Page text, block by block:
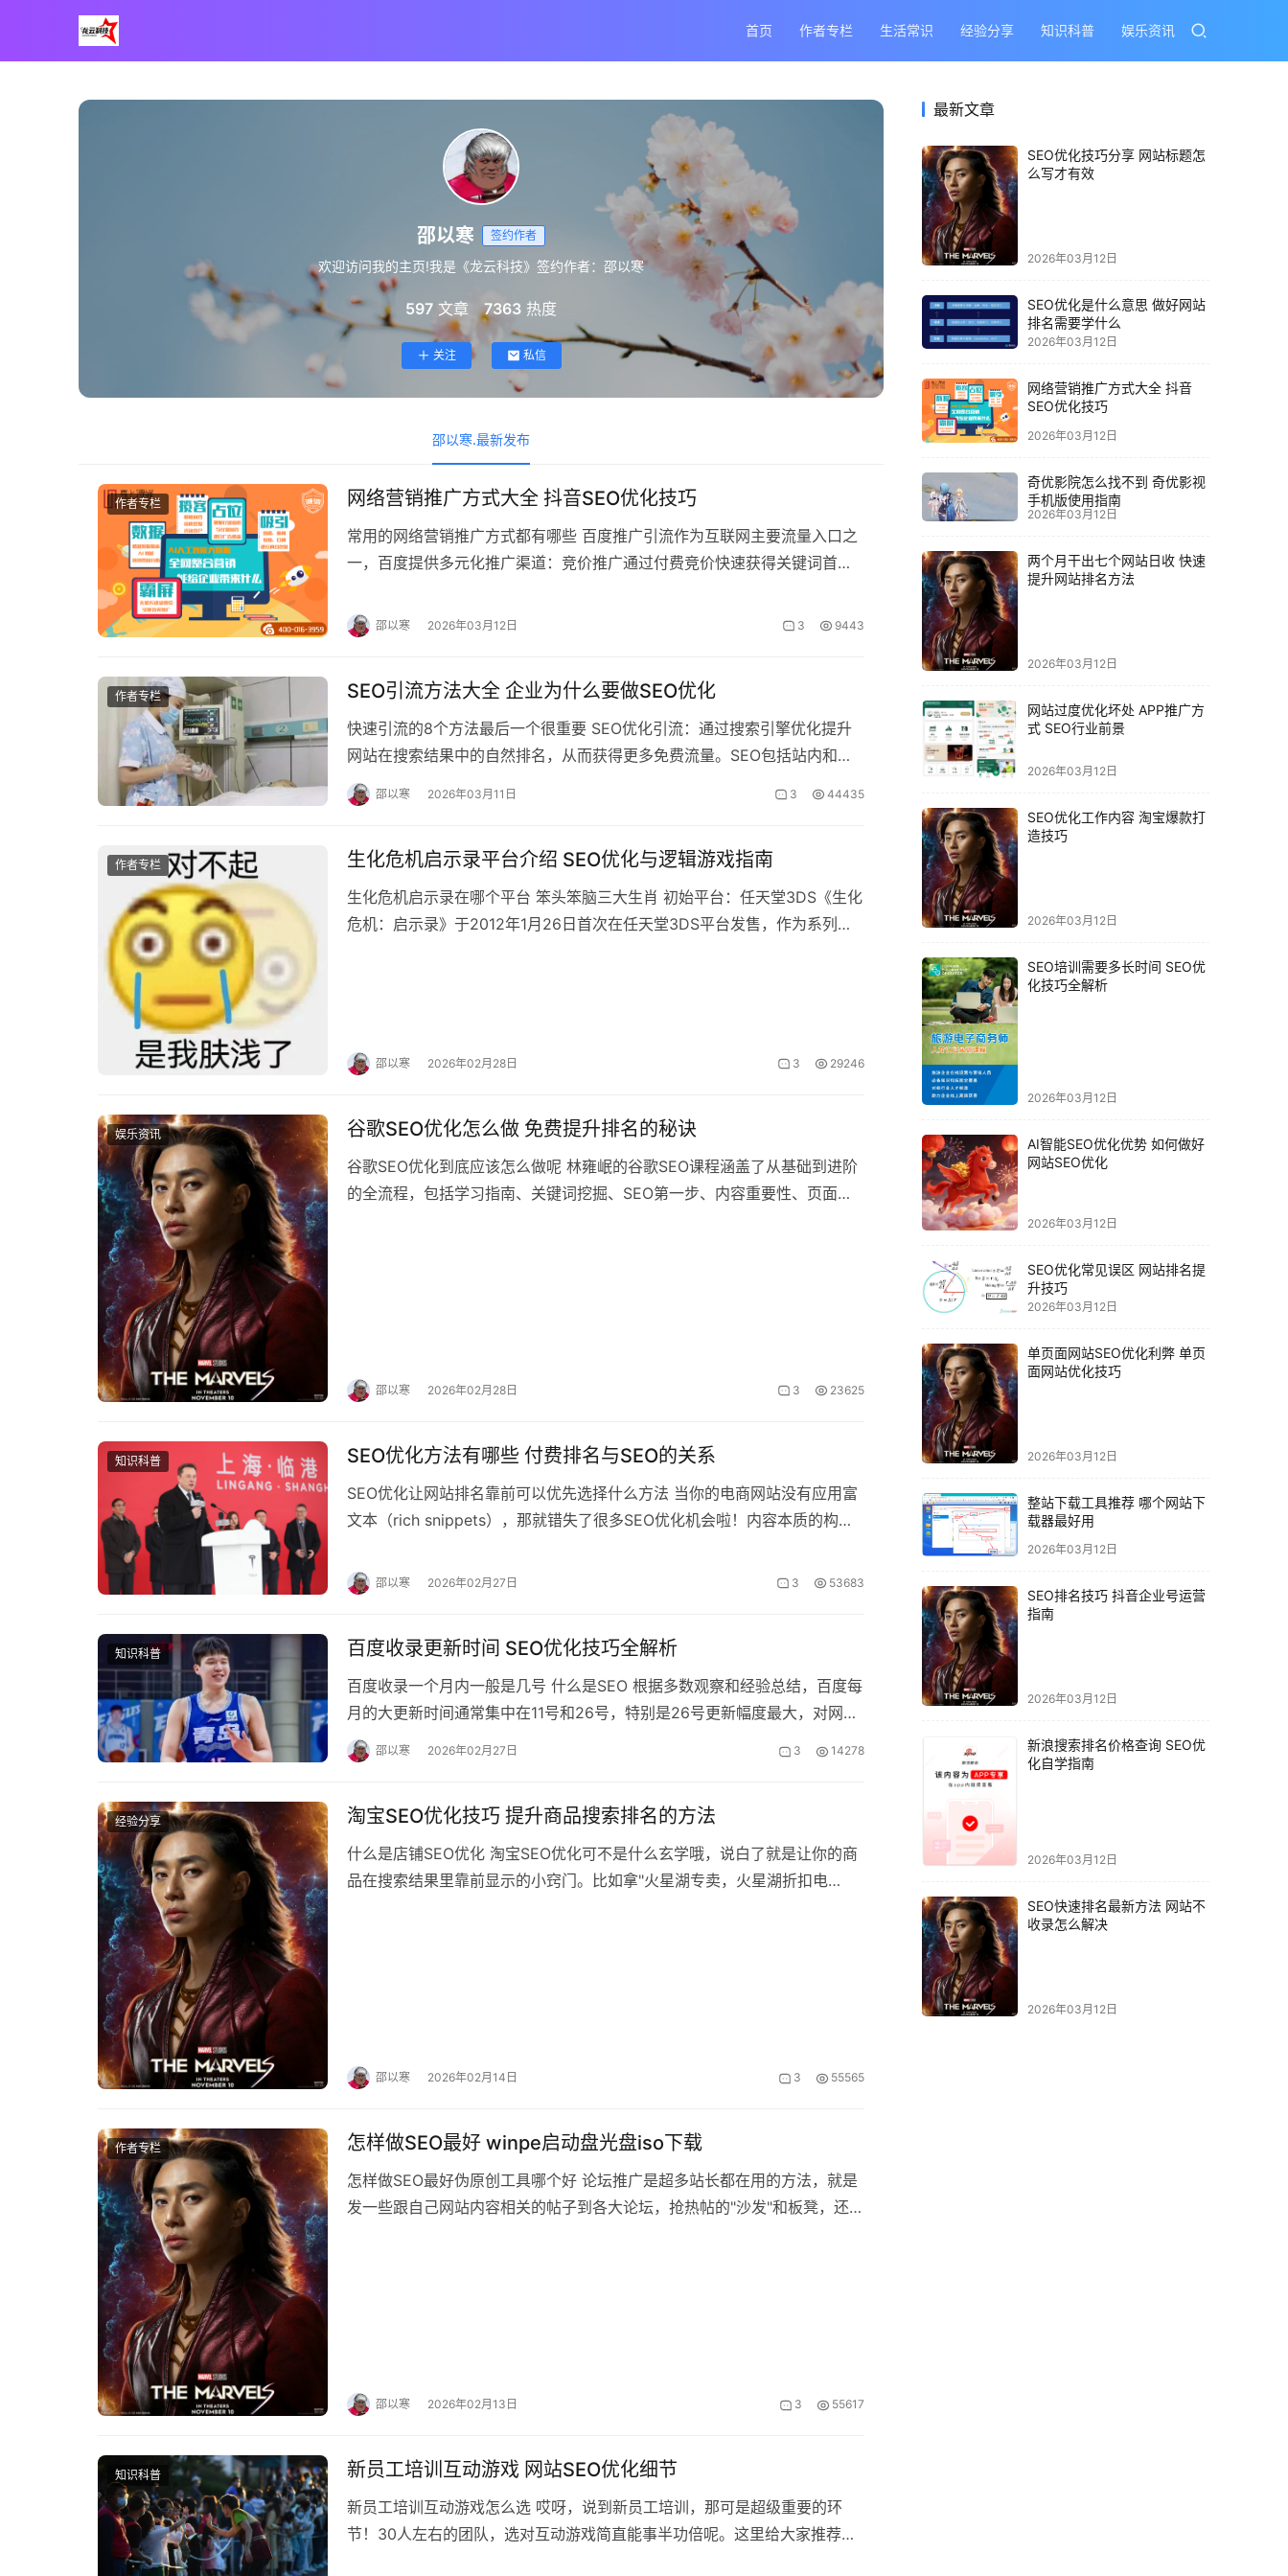
首页 作者专栏 生活常识 经验分享 知识科普 娱乐资讯
邵以寒 签约作者
欢迎访问我的主页!我是《龙云科技》签约作者：邵以寒
597 文章 7363 热度
关注 私信
邵以寒.最新发布
作者专栏 网络营销推广方式大全 抖音SEO优化技巧
常用的网络营销推广方式都有哪些 百度推广引流作为互联网主要流量入口之
一，百度提供多元化推广渠道：竞价推广通过付费竞价快速获得关键词首页
邵以寒 2026年03月12日 3 9443
作者专栏 SEO引流方法大全 企业为什么要做SEO优化
快速引流的8个方法最后一个很重要 SEO优化引流：通过搜索引擎优化提升
网站在搜索结果中的自然排名，从而获得更多免费流量。SEO包括站内和站
外优化，涉及网站结构、内容建设、用
邵以寒 2026年03月11日 3 44435
作者专栏 生化危机启示录平台介绍 SEO优化与逻辑游戏指南
生化危机启示录在哪个平台 笨头笨脑三大生肖 初始平台：任天堂3DS《生化
危机：启示录》于2012年1月26日首次在任天堂3DS平台发售，作为系列首
邵以寒 2026年02月28日 3 29246
娱乐资讯 谷歌SEO优化怎么做 免费提升排名的秘诀
谷歌SEO优化到底应该怎么做呢 林雍岷的谷歌SEO课程涵盖了从基础到进阶
的全流程，包括学习指南、关键词挖掘、SEO第一步、内容重要性、页面基
邵以寒 2026年02月28日 3 23625
知识科普 SEO优化方法有哪些 付费排名与SEO的关系
SEO优化让网站排名靠前可以优先选择什么方法 当你的电商网站没有应用富
文本（rich snippets），那就错失了很多SEO优化机会啦！内容本质的构成
邵以寒 2026年02月27日 3 53683
知识科普 百度收录更新时间 SEO优化技巧全解析
百度收录一个月内一般是几号 什么是SEO 根据多数观察和经验总结，百度每
月的大更新时间通常集中在11号和26号，特别是26号更新幅度最大，对网站
的收录和排名产生重要影响。不过也
邵以寒 2026年02月27日 3 14278
经验分享 淘宝SEO优化技巧 提升商品搜索排名的方法
什么是店铺SEO优化 淘宝SEO优化可不是什么玄学哦，说白了就是让你的商
品在搜索结果里靠前显示的小窍门。比如拿"火星湖专卖，火星湖折扣电
邵以寒 2026年02月14日 3 55565
作者专栏 怎样做SEO最好 winpe启动盘光盘iso下载
怎样做SEO最好伪原创工具哪个好 论坛推广是超多站长都在用的方法，就是
发一些跟自己网站内容相关的帖子到各大论坛，抢热帖的"沙发"和板凳，还有
邵以寒 2026年02月13日 3 55617
知识科普 新员工培训互动游戏 网站SEO优化细节
新员工培训互动游戏怎么选 哎呀，说到新员工培训，那可是超级重要的环
节！30人左右的团队，选对互动游戏简直能事半功倍呢。这里给大家推荐一
最新文章
SEO优化技巧分享 网站标题怎
么写才有效
2026年03月12日
SEO优化是什么意思 做好网站
排名需要学什么
2026年03月12日
网络营销推广方式大全 抖音
SEO优化技巧
2026年03月12日
奇优影院怎么找不到 奇优影视
手机版使用指南
2026年03月12日
两个月干出七个网站日收 快速
提升网站排名方法
2026年03月12日
网站过度优化坏处 APP推广方
式 SEO行业前景
2026年03月12日
SEO优化工作内容 淘宝爆款打
造技巧
2026年03月12日
SEO培训需要多长时间 SEO优
化技巧全解析
2026年03月12日
AI智能SEO优化优势 如何做好
网站SEO优化
2026年03月12日
SEO优化常见误区 网站排名提
升技巧
2026年03月12日
单页面网站SEO优化利弊 单页
面网站优化技巧
2026年03月12日
整站下载工具推荐 哪个网站下
载器最好用
2026年03月12日
SEO排名技巧 抖音企业号运营
指南
2026年03月12日
新浪搜索排名价格查询 SEO优
化自学指南
2026年03月12日
SEO快速排名最新方法 网站不
收录怎么解决
2026年03月12日